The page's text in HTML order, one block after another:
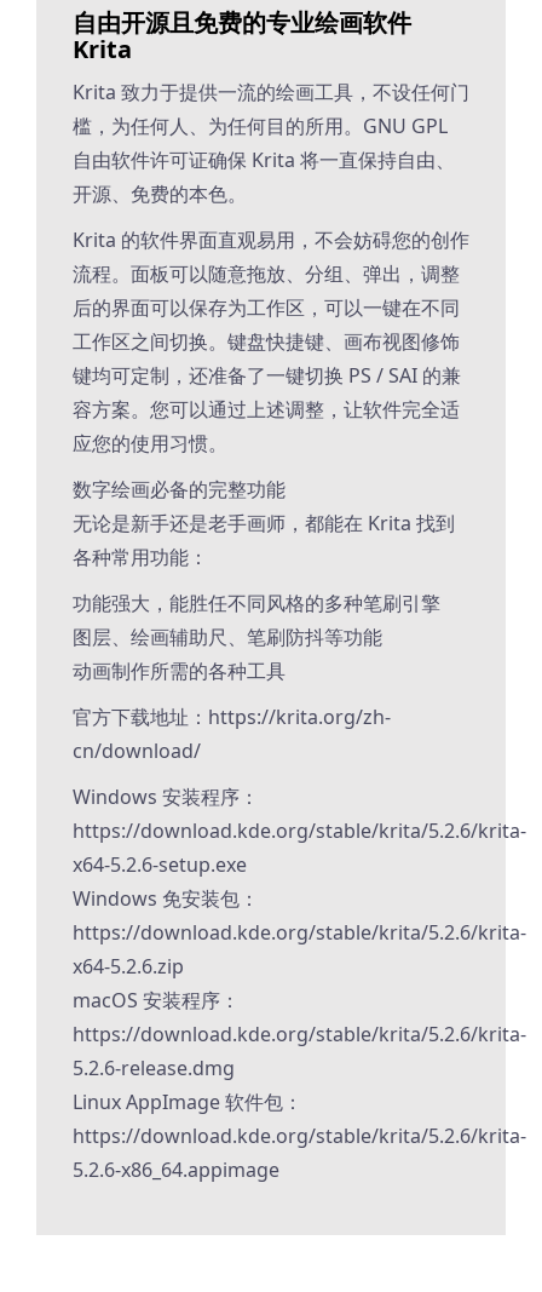
自由开源且免费的专业绘画软件
Krita
Krita 致力于提供一流的绘画工具，不设任何门
槛，为任何人、为任何目的所用。GNU GPL
自由软件许可证确保 Krita 将一直保持自由、
开源、免费的本色。
Krita 的软件界面直观易用，不会妨碍您的创作
流程。面板可以随意拖放、分组、弹出，调整
后的界面可以保存为工作区，可以一键在不同
工作区之间切换。键盘快捷键、画布视图修饰
键均可定制，还准备了一键切换 PS / SAI 的兼
容方案。您可以通过上述调整，让软件完全适
应您的使用习惯。
数字绘画必备的完整功能
无论是新手还是老手画师，都能在 Krita 找到
各种常用功能：
功能强大，能胜任不同风格的多种笔刷引擎
图层、绘画辅助尺、笔刷防抖等功能
动画制作所需的各种工具
官方下载地址：https://krita.org/zh-
cn/download/
Windows 安装程序：
https://download.kde.org/stable/krita/5.2.6/krita-
x64-5.2.6-setup.exe
Windows 免安装包：
https://download.kde.org/stable/krita/5.2.6/krita-
x64-5.2.6.zip
macOS 安装程序：
https://download.kde.org/stable/krita/5.2.6/krita-
5.2.6-release.dmg
Linux AppImage 软件包：
https://download.kde.org/stable/krita/5.2.6/krita-
5.2.6-x86_64.appimage